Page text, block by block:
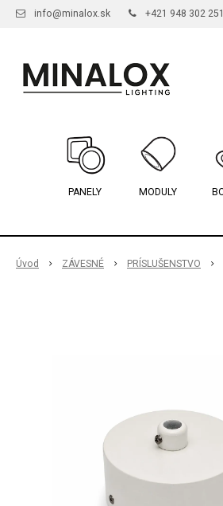
info@minalox.sk +421 948 302 251
PANELY MODULY
Úvod ZÁVESNÉ PRÍSLUŠENSTVO